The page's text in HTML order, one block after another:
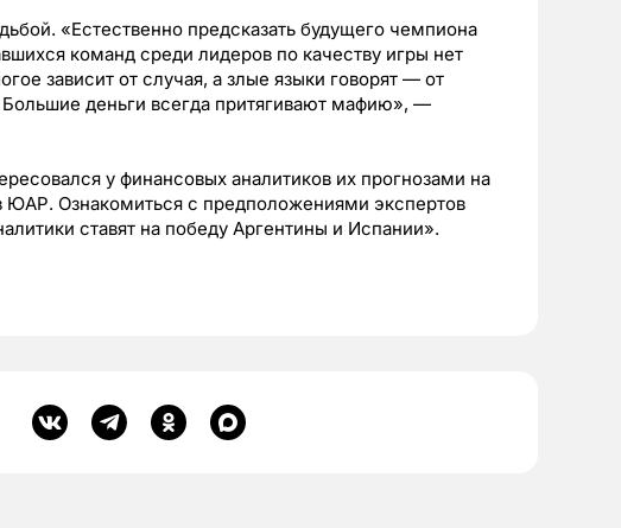
«Естественно предсказать будущего чемпиона
команд среди лидеров по качеству игры нет
зависит от случая, а злые языки говорят — от
Большие деньги всегда притягивают мафию», —
у финансовых аналитиков их прогнозами на
ЮАР. Ознакомиться с предположениями экспертов
ставят на победу Аргентины и Испании».